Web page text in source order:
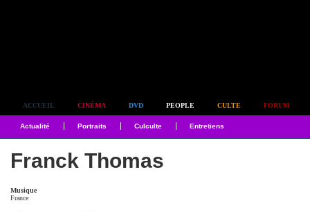
ACCUEIL CINÉMA DVD PEOPLE CULTE FORUM
Actualité Portraits Culculte Entretiens
Franck Thomas
Musique
France